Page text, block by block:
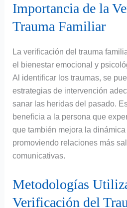
Importancia de la
Trauma Familiar
La verificación del trauma
el bienestar emocional y
Al identificar los traumas, se
estrategias de intervención
sanar las heridas del pasado.
beneficia a la persona que
que también mejora la
promoviendo relaciones más
comunicativas.
Metodologías
Verificación del